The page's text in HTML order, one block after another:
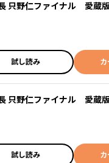
只野仁ファイナル 愛蔵
試し読み
只野仁ファイナル 愛蔵
試し読み